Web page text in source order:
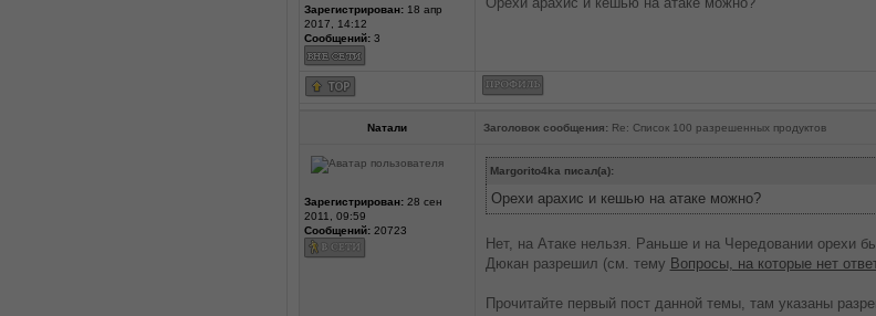
Зарегистрирован:18 апр
2017, 14:12
Сообщений:3
Nатали Заголовок сообщения: Re: Список 100 разрешенных продуктов
Зарегистрирован:28 сен
2011, 09:59
Сообщений:20723
Margorito4ka писал(а):
Орехи арахис и кешью на атаке можно?
Нет, на Атаке нельзя. Раньше и на Чередовании орехи
Дюкан разрешил (см. тему Вопросы, на которые нет
Прочитайте первый пост данной темы, там указаны